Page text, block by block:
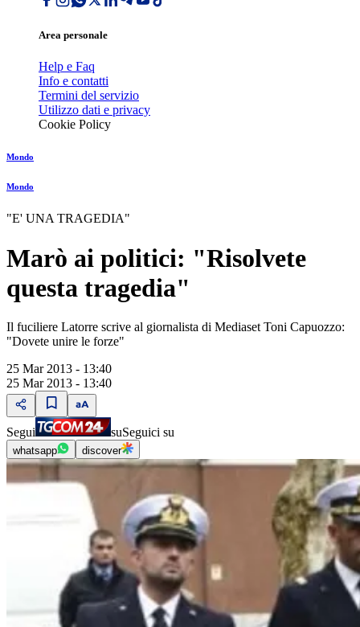
Area personale
Help e Faq
Info e contatti
Termini del servizio
Utilizzo dati e privacy
Cookie Policy
Mondo
Mondo
"E' UNA TRAGEDIA"
Marò ai politici: "Risolvete
questa tragedia"
Il fuciliere Latorre scrive al giornalista di Mediaset Toni Capuozzo:
"Dovete unire le forze"
25 Mar 2013 - 13:40
25 Mar 2013 - 13:40
Segui suSeguici su
whatsapp discover